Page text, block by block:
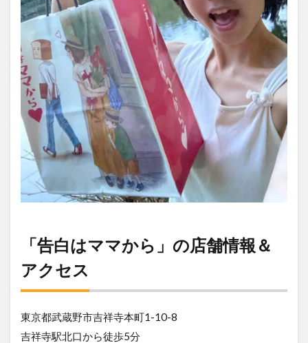
「告白はママから」の店舗情報＆
アクセス
東京都武蔵野市吉祥寺本町1-10-8
吉祥寺駅北口から徒歩5分